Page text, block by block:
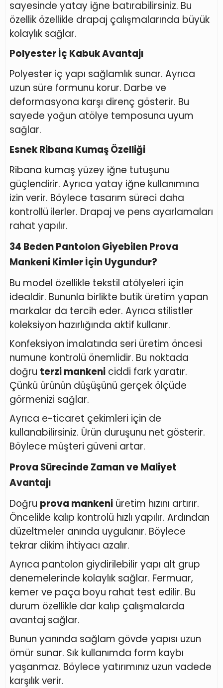
sayesinde yatay iğne batırabilirsiniz. Bu
özellik özellikle drapaj çalışmalarında büyük
kolaylık sağlar.
Polyester İç Kabuk Avantajı
Polyester iç yapı sağlamlık sunar. Ayrıca
uzun süre formunu korur. Darbe ve
deformasyona karşı direnç gösterir. Bu
sayede yoğun atölye temposuna uyum
sağlar.
Esnek Ribana Kumaş Özelliği
Ribana kumaş yüzey iğne tutuşunu
güçlendirir. Ayrıca yatay iğne kullanımına
izin verir. Böylece tasarım süreci daha
kontrollü ilerler. Drapaj ve pens ayarlamaları
rahat yapılır.
34 Beden Pantolon Giyebilen Prova
Mankeni Kimler İçin Uygundur?
Bu model özellikle tekstil atölyeleri için
idealdir. Bununla birlikte butik üretim yapan
markalar da tercih eder. Ayrıca stilistler
koleksiyon hazırlığında aktif kullanır.
Konfeksiyon imalatında seri üretim öncesi
numune kontrolü önemlidir. Bu noktada
doğru terzi mankeni ciddi fark yaratır.
Çünkü ürünün düşüşünü gerçek ölçüde
görmenizi sağlar.
Ayrıca e-ticaret çekimleri için de
kullanabilirsiniz. Ürün duruşunu net gösterir.
Böylece müşteri güveni artar.
Prova Sürecinde Zaman ve Maliyet
Avantajı
Doğru prova mankeni üretim hızını artırır.
Öncelikle kalıp kontrolü hızlı yapılır. Ardından
düzeltmeler anında uygulanır. Böylece
tekrar dikim ihtiyacı azalır.
Ayrıca pantolon giydirilebilir yapı alt grup
denemelerinde kolaylık sağlar. Fermuar,
kemer ve paça boyu rahat test edilir. Bu
durum özellikle dar kalıp çalışmalarda
avantaj sağlar.
Bunun yanında sağlam gövde yapısı uzun
ömür sunar. Sık kullanımda form kaybı
yaşanmaz. Böylece yatırımınız uzun vadede
karşılık verir.